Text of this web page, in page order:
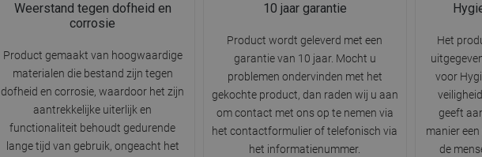
Weerstand tegen dofheid en
corrosie
Product gemaakt van hoogwaardige
materialen die bestand zijn tegen
dofheid en corrosie, waardoor het zijn
aantrekkelijke uiterlijk en
functionaliteit behoudt gedurende
lange tijd van gebruik, ongeacht het
10 jaar garantie
Product wordt geleverd met een
garantie van 10 jaar. Mocht u
problemen ondervinden met het
gekochte product, dan raden wij u aan
om contact met ons op te nemen via
het contactformulier of telefonisch via
het informatienummer.
Het
voor
geeft
manier
de